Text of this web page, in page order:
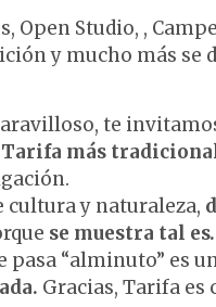
Open Studio, ,
y mucho más se
te
más
cultura y naturaleza,
se muestra tal
“alminuto” es
Gracias, Tarifa es